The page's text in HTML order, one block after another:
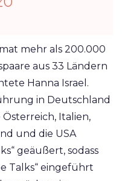
mehr als 200.000
aus 33 Ländern
Hanna Israel.
in Deutschland
Italien,
und die USA
geäußert, sodass
Talks“ eingeführt